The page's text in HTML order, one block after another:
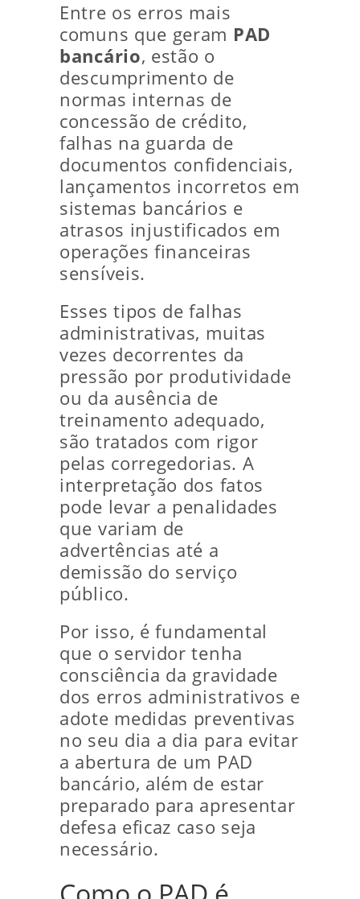
Entre os erros mais
comuns que geram PAD
bancário, estão o
descumprimento de
normas internas de
concessão de crédito,
falhas na guarda de
documentos confidenciais,
lançamentos incorretos em
sistemas bancários e
atrasos injustificados em
operações financeiras
sensíveis.
Esses tipos de falhas
administrativas, muitas
vezes decorrentes da
pressão por produtividade
ou da ausência de
treinamento adequado,
são tratados com rigor
pelas corregedorias. A
interpretação dos fatos
pode levar a penalidades
que variam de
advertências até a
demissão do serviço
público.
Por isso, é fundamental
que o servidor tenha
consciência da gravidade
dos erros administrativos e
adote medidas preventivas
no seu dia a dia para evitar
a abertura de um PAD
bancário, além de estar
preparado para apresentar
defesa eficaz caso seja
necessário.